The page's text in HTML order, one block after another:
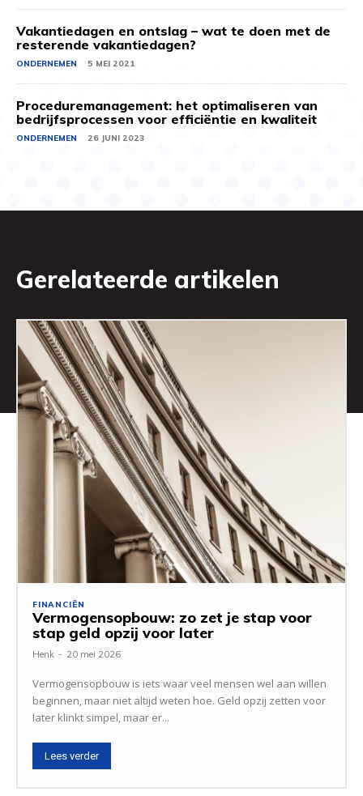
Vakantiedagen en ontslag – wat te doen met de
resterende vakantiedagen?
ONDERNEMEN 5 MEI 2021
Proceduremanagement: het optimaliseren van
bedrijfsprocessen voor efficiëntie en kwaliteit
ONDERNEMEN 26 JUNI 2023
Gerelateerde artikelen
FINANCIËN
Vermogensopbouw: zo zet je stap voor
stap geld opzij voor later
Henk - 20 mei 2026
Vermogensopbouw is iets waar veel mensen wel aan willen
beginnen, maar niet altijd weten hoe. Geld opzij zetten voor
later klinkt simpel, maar er...
Lees verder